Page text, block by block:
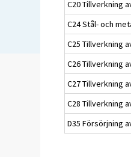
C20 Tillverkning
C24 Stål- och
C25 Tillverkning
C26 Tillverkning
C27 Tillverkning
C28 Tillverkning
D35 Försörjning